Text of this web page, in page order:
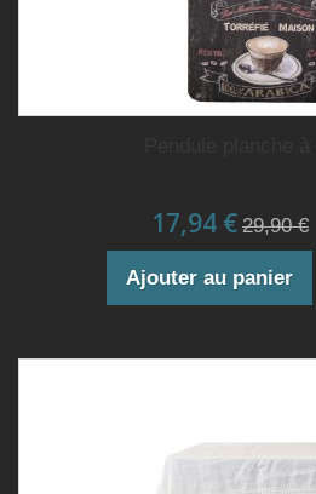
17,94 € 29,90 €
Ajouter au panier